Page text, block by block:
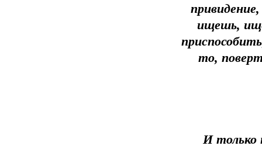
ищешь,
то,
И только